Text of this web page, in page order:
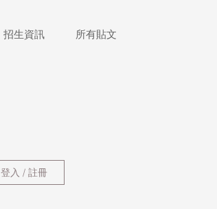
招生資訊 所有貼文
登入 / 註冊